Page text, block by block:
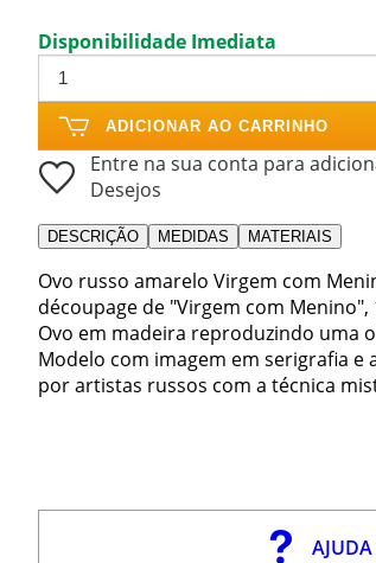
Disponibilidade Imediata
ADICIONAR AO CARRINHO
Entre na sua conta para
Desejos
DESCRIÇÃO MEDIDAS MATERIAIS
Ovo russo amarelo Virgem com
découpage de "Virgem com
Ovo em madeira reproduzindo uma
Modelo com imagem em serigrafia
por artistas russos com a técnica